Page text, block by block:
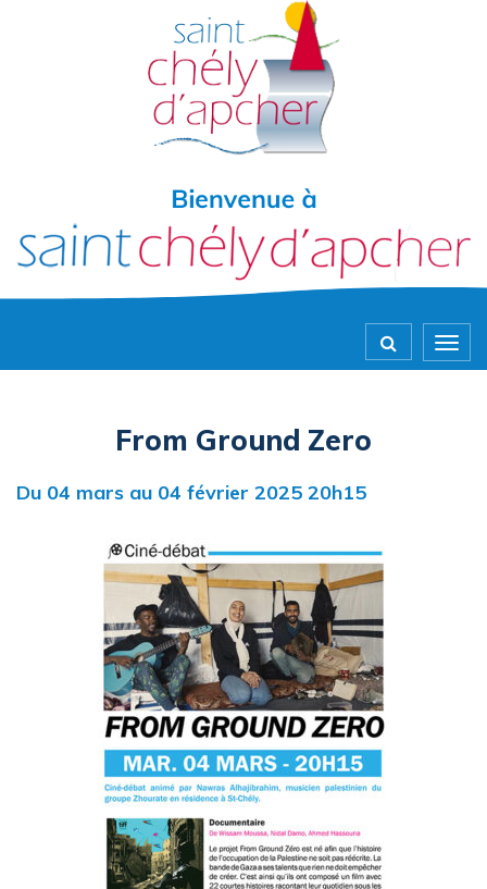
From Ground Zero
Du 04 mars au 04 février 2025 20h15